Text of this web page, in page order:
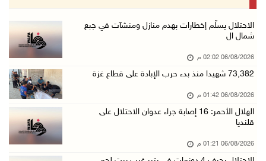
الاحتلال يواصل تجريف الأراضي في زبوبا وعربونة ...
محافظة القدس: العدوان على مخيم قلنديا يستهدف ...
الاحتلال يعتقل 3 مواطنين من أريحا
06/آب/2026 12:15 م
الاحتلال يسلّم إخطارات بهدم منازل ومنشآت في جبع
شمال ال
06/08/2026 02:02 م
73,382 شهيدا منذ بدء حرب الإبادة على قطاع غزة
06/08/2026 01:42 م
الهلال الأحمر: 16 إصابة جراء عدوان الاحتلال على
قلنديا
06/08/2026 01:21 م